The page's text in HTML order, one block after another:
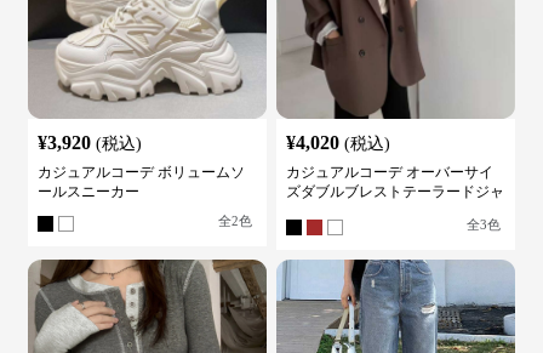
¥3,920 (税込)
カジュアルコーデ ボリュームソ
ールスニーカー
全2色
¥4,020 (税込)
カジュアルコーデ オーバーサイ
ズダブルブレストテーラードジャ
全3色